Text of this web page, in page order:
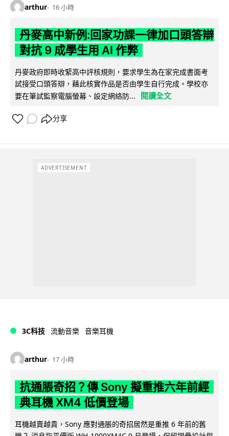
arthur 16 小時
丹麥高中新例:回家功課一律加口頭答辯
對抗 9 成學生用 AI 作弊
丹麥政府即時收緊高中評核規則，要求學生為在家完成書面考
試接受口頭答辯，藉此核實作品是否由學生自行完成。學校亦
要在筆試監察電腦螢幕、設定網絡防...
閱讀全文
分享
ADVERTISEMENT
3C科技 流動音樂 音樂耳機
arthur 17 小時
抗通脹奇招？傳 Sony 擬重推六年前經
典耳機 XM4 低價登場
耳機越賣越貴，Sony 應對通脹的奇招居然是重推 6 年前的舊